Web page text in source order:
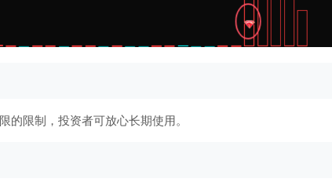
的限制，投资者可放心长期使用。